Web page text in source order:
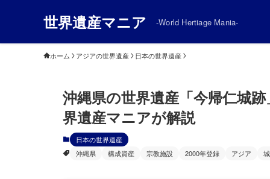
世界遺産マニア -World Hertiage Mania-
ホーム アジアの世界遺産 日本の世界遺産
沖縄県の世界遺産「今帰仁城
界遺産マニアが解説
日本の世界遺産
沖縄県
構成資産 宗教施設 2000年登録 アジア 城